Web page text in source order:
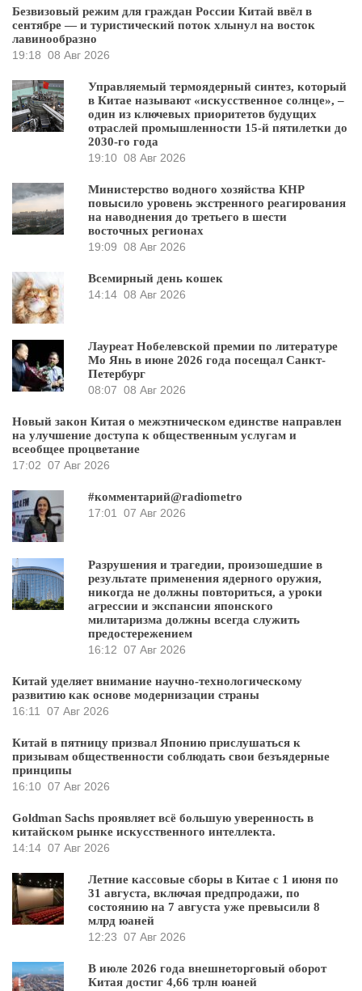
Безвизовый режим для граждан России Китай ввёл в
сентябре — и туристический поток хлынул на восток
лавинообразно
19:18 08 Авг 2026
Управляемый термоядерный синтез, который
в Китае называют «искусственное солнце», –
один из ключевых приоритетов будущих
отраслей промышленности 15-й пятилетки до
2030-го года
19:10 08 Авг 2026
Министерство водного хозяйства КНР
повысило уровень экстренного реагирования
на наводнения до третьего в шести
восточных регионах
19:09 08 Авг 2026
Всемирный день кошек
14:14 08 Авг 2026
Лауреат Нобелевской премии по литературе
Мо Янь в июне 2026 года посещал Санкт-
Петербург
08:07 08 Авг 2026
Новый закон Китая о межэтническом единстве направлен
на улучшение доступа к общественным услугам и
всеобщее процветание
17:02 07 Авг 2026
#комментарий@radiometro
17:01 07 Авг 2026
Разрушения и трагедии, произошедшие в
результате применения ядерного оружия,
никогда не должны повториться, а уроки
агрессии и экспансии японского
милитаризма должны всегда служить
предостережением
16:12 07 Авг 2026
Китай уделяет внимание научно-технологическому
развитию как основе модернизации страны
16:11 07 Авг 2026
Китай в пятницу призвал Японию прислушаться к
призывам общественности соблюдать свои безъядерные
принципы
16:10 07 Авг 2026
Goldman Sachs проявляет всё большую уверенность в
китайском рынке искусственного интеллекта.
14:14 07 Авг 2026
Летние кассовые сборы в Китае с 1 июня по
31 августа, включая предпродажи, по
состоянию на 7 августа уже превысили 8
млрд юаней
12:23 07 Авг 2026
В июле 2026 года внешнеторговый оборот
Китая достиг 4,66 трлн юаней